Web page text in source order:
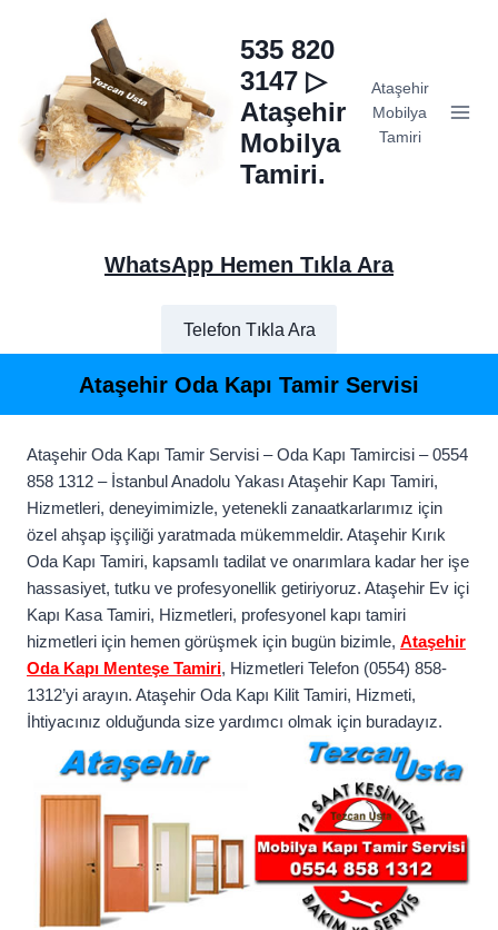
535 820
3147 ▷
Ataşehir
Mobilya
Tamiri.
Ataşehir
Mobilya
Tamiri
WhatsApp Hemen Tıkla Ara
Telefon Tıkla Ara
Ataşehir Oda Kapı Tamir Servisi
Ataşehir Oda Kapı Tamir Servisi – Oda Kapı Tamircisi – 0554
858 1312 – İstanbul Anadolu Yakası Ataşehir Kapı Tamiri,
Hizmetleri, deneyimimizle, yetenekli zanaatkarlarımız için
özel ahşap işçiliği yaratmada mükemmeldir. Ataşehir Kırık
Oda Kapı Tamiri, kapsamlı tadilat ve onarımlara kadar her işe
hassasiyet, tutku ve profesyonellik getiriyoruz. Ataşehir Ev içi
Kapı Kasa Tamiri, Hizmetleri, profesyonel kapı tamiri
hizmetleri için hemen görüşmek için bugün bizimle, Ataşehir
Oda Kapı Menteşe Tamiri, Hizmetleri Telefon (0554) 858-
1312’yi arayın. Ataşehir Oda Kapı Kilit Tamiri, Hizmeti,
İhtiyacınız olduğunda size yardımcı olmak için buradayız.